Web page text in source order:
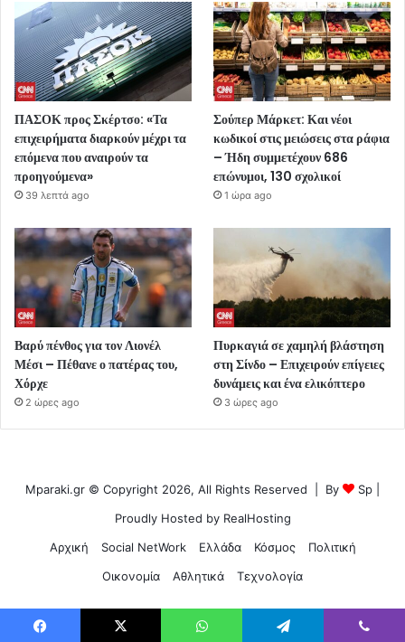
ΠΑΣΟΚ προς Σκέρτσο: «Τα
επιχειρήματα διαρκούν μέχρι τα
επόμενα που αναιρούν τα
προηγούμενα»
39 λεπτά ago
Σούπερ Μάρκετ: Και νέοι
κωδικοί στις μειώσεις στα ράφια
– Ήδη συμμετέχουν 686
επώνυμοι, 130 σχολικοί
1 ώρα ago
Βαρύ πένθος για τον Λιονέλ
Μέσι – Πέθανε ο πατέρας του,
Χόρχε
2 ώρες ago
Πυρκαγιά σε χαμηλή βλάστηση
στη Σίνδο – Επιχειρούν επίγειες
δυνάμεις και ένα ελικόπτερο
3 ώρες ago
Mparaki.gr © Copyright 2026, All Rights Reserved | By Sp
Proudly Hosted by RealHosting
Αρχική
Social NetWork Ελλάδα Κόσμος
Πολιτική
Οικονομία
Αθλητικά Τεχνολογία